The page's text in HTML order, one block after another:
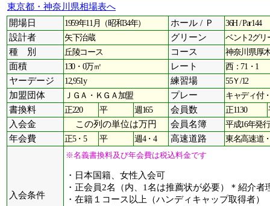
東京都・神奈川県相場表へ
開場日
1959年11月（昭和34年） ホール / Ｐ
36H / Par144
設計者
矢下治蔵 グリーン
ベント2グリ
種 別
丘陵コース コース
神奈川県厚
面積
130・0万㎡ レート
西：71・1
ヤーデージ
12,951y 練習場
55Ｙ/12
加盟団体
ＪＧＡ・ＫＧＡ加盟 プレー
キャディ付
書換料
正220 平 週165 会員数 正1130
入会金
この列の単位は万円 会員名簿
平成16年発
年会費
正5・5 平 週4・4 高速道路 東名高速道
入会条件
※名義書換料及び年会費は税込料金です
・日本国籍、女性入会可
・正会員2名（内、1名は推薦状が必要）＊紹介者
・在籍１コース以上（ハンディキャップ取得者）